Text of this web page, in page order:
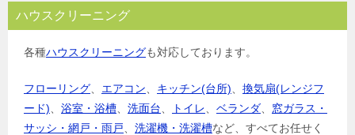
ハウスクリーニング
各種ハウスクリーニングも対応しております。
フローリング エアコン キッチン(台所)
換気扇(レンジフ
ード)
浴室・浴槽 洗面台 トイレ ベランダ
窓ガラス・
サッシ・網戸・雨戸
洗濯機・洗濯槽など、すべてお任せく